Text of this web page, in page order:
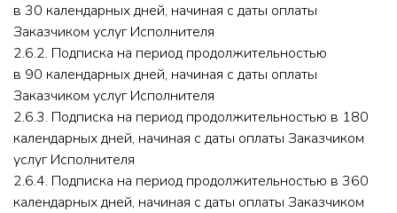
в 30 календарных дней, начиная с даты оплаты
Заказчиком услуг Исполнителя
2.6.2. Подписка на период продолжительностью
в 90 календарных дней, начиная с даты оплаты
Заказчиком услуг Исполнителя
2.6.3. Подписка на период продолжительностью в 180
календарных дней, начиная с даты оплаты Заказчиком
услуг Исполнителя
2.6.4. Подписка на период продолжительностью в 360
календарных дней, начиная с даты оплаты Заказчиком